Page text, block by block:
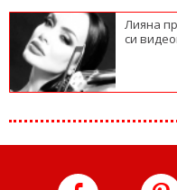
Лияна
си